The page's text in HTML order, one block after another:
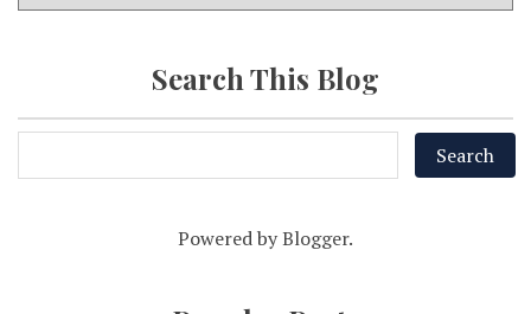
Search This Blog
Powered byBlogger.